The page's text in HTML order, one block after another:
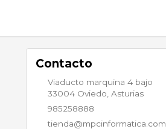
Contacto
Viaducto marquina 4 bajo
33004 Oviedo Asturias
985258888
tienda@mpcinformatica.com